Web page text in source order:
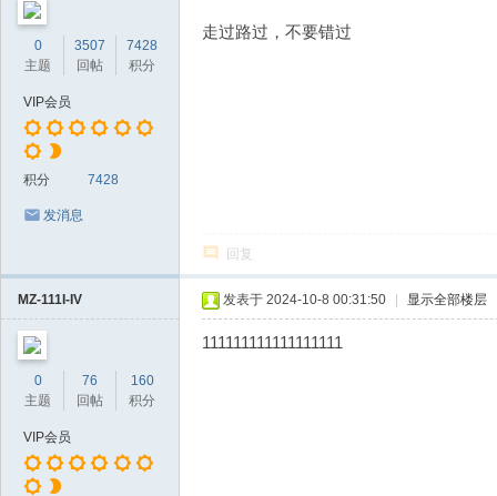
0
主题
3507
回帖
7428
积分
VIP会员
积分 7428
发消息
走过路过，不要错过
回复
MZ-111I-IV
0
主题
76
回帖
160
积分
VIP会员
发表于 2024-10-8 00:31:50 显示全部楼层
111111111111111111